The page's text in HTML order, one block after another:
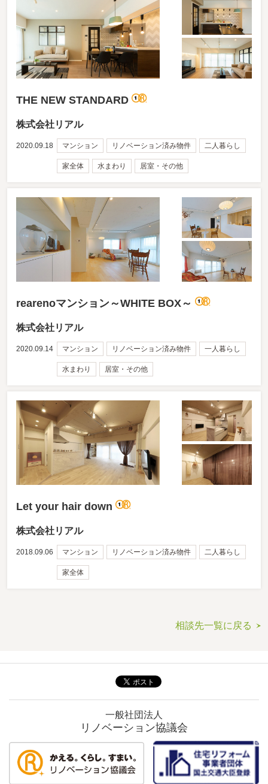
THE NEW STANDARD
株式会社リアル
2020.09.18 マンション リノベーション済み物件 二人暮らし
家全体 水まわり 居室・その他
rearenoマンション～WHITE BOX～
株式会社リアル
2020.09.14 マンション リノベーション済み物件 一人暮らし
水まわり 居室・その他
Let your hair down
株式会社リアル
2018.09.06 マンション リノベーション済み物件 二人暮らし
家全体
相談先一覧に戻る
一般社団法人
リノベーション協議会